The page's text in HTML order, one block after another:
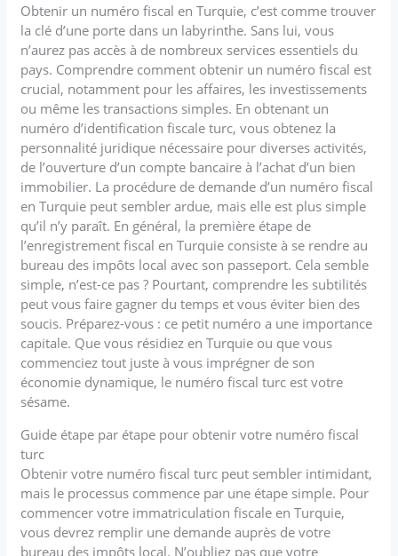
Obtenir un numéro fiscal en Turquie, c’est comme trouver
la clé d’une porte dans un labyrinthe. Sans lui, vous
n’aurez pas accès à de nombreux services essentiels du
pays. Comprendre comment obtenir un numéro fiscal est
crucial, notamment pour les affaires, les investissements
ou même les transactions simples. En obtenant un
numéro d’identification fiscale turc, vous obtenez la
personnalité juridique nécessaire pour diverses activités,
de l’ouverture d’un compte bancaire à l’achat d’un bien
immobilier. La procédure de demande d’un numéro fiscal
en Turquie peut sembler ardue, mais elle est plus simple
qu’il n’y paraît. En général, la première étape de
l’enregistrement fiscal en Turquie consiste à se rendre au
bureau des impôts local avec son passeport. Cela semble
simple, n’est-ce pas ? Pourtant, comprendre les subtilités
peut vous faire gagner du temps et vous éviter bien des
soucis. Préparez-vous : ce petit numéro a une importance
capitale. Que vous résidiez en Turquie ou que vous
commenciez tout juste à vous imprégner de son
économie dynamique, le numéro fiscal turc est votre
sésame.
Guide étape par étape pour obtenir votre numéro fiscal
turc
Obtenir votre numéro fiscal turc peut sembler intimidant,
mais le processus commence par une étape simple. Pour
commencer votre immatriculation fiscale en Turquie,
vous devrez remplir une demande auprès de votre
bureau des impôts local. N’oubliez pas que votre